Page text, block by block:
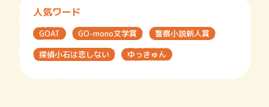
人気ワード
GOAT GO-mono文学賞
警察小説新人賞
探偵小石は恋しない
ゆっきゅん